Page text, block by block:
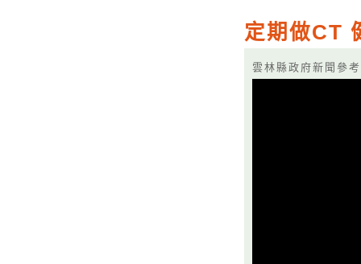
定期做CT
雲林縣政府新聞參